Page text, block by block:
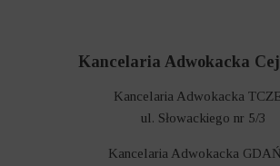
Kancelaria Adwokacka
Kancelaria Adwokacka
ul. Słowackiego nr 5/3
Kancelaria Adwokacka